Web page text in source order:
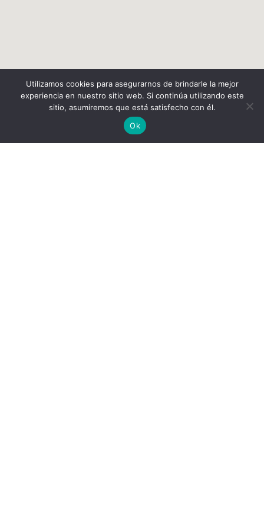
Utilizamos cookies para asegurarnos de brindarle la mejor
experiencia en nuestro sitio web. Si continúa utilizando este
sitio, asumiremos que está satisfecho con él.
Ok